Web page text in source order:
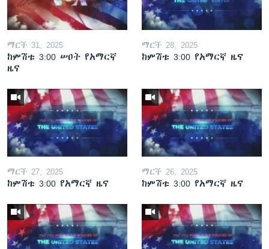
ማርች 31, 2025
ከምሽቱ 3:00 ሠዐት የአማርኛ
ዜና
ማርች 28, 2025
ከምሽቱ 3:00 የአማርኛ ዜና
ማርች 27, 2025
ከምሽቱ 3:00 የአማርኛ ዜና
ማርች 26, 2025
ከምሽቱ 3:00 የአማርኛ ዜና